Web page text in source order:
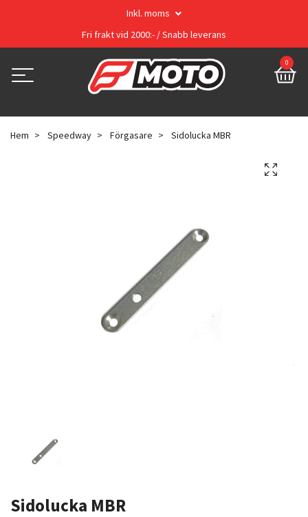
Inkl. moms
Fri frakt vid 2000:- / Snabb leverans
0
Hem Speedway Förgasare Sidolucka MBR
Sidolucka MBR